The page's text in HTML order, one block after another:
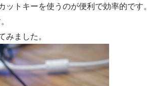
トキーを使うのが便利で効率的です。
ました。